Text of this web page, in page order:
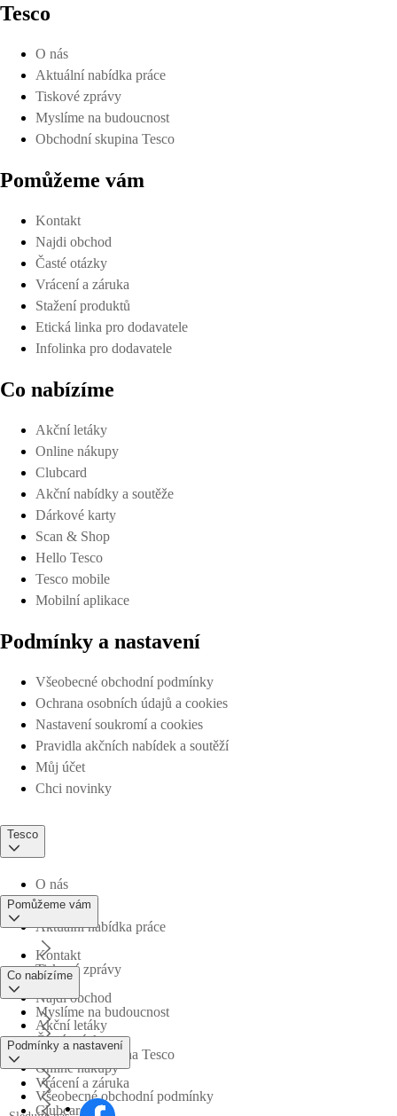
Tesco
O nás
Aktuální nabídka práce
Tiskové zprávy
Myslíme na budoucnost
Obchodní skupina Tesco
Pomůžeme vám
Kontakt
Najdi obchod
Časté otázky
Vrácení a záruka
Stažení produktů
Etická linka pro dodavatele
Infolinka pro dodavatele
Co nabízíme
Akční letáky
Online nákupy
Clubcard
Akční nabídky a soutěže
Dárkové karty
Scan & Shop
Hello Tesco
Tesco mobile
Mobilní aplikace
Podmínky a nastavení
Všeobecné obchodní podmínky
Ochrana osobních údajů a cookies
Nastavení soukromí a cookies
Pravidla akčních nabídek a soutěží
Můj účet
Chci novinky
Tesco
O nás
Aktuální nabídka práce
Tiskové zprávy
Myslíme na budoucnost
Obchodní skupina Tesco
Pomůžeme vám
Kontakt
Najdi obchod
Časté otázky
Vrácení a záruka
Co nabízíme
Akční letáky
Online nákupy
Clubcard
Podmínky a nastavení
Všeobecné obchodní podmínky